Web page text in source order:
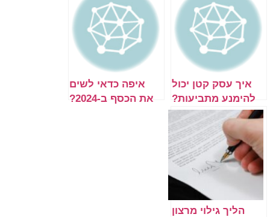
איך עסק קטן יכול
להימנע מתביעות?
איפה כדאי לשים
את הכסף ב-2024?
הליך גילוי מרצון